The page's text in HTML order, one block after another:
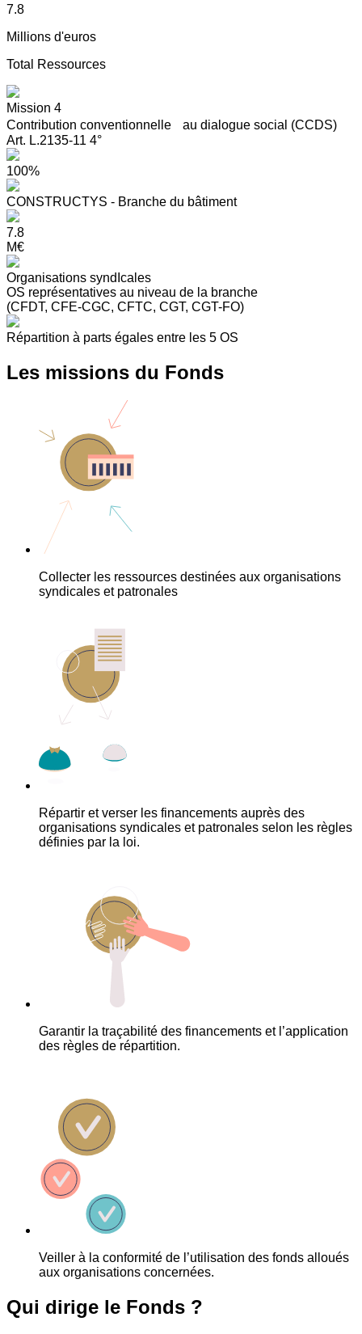
7.8
Millions d'euros
Total Ressources
Mission 4
Contribution conventionnelle au dialogue social (CCDS)
Art. L.2135-11 4°
100%
CONSTRUCTYS - Branche du bâtiment
7.8
M€
Organisations syndIcales
OS représentatives au niveau de la branche
(CFDT, CFE-CGC, CFTC, CGT, CGT-FO)
Répartition à parts égales entre les 5 OS
Les missions du Fonds
Collecter les ressources destinées aux organisations
syndicales et patronales
Répartir et verser les financements auprès des
organisations syndicales et patronales selon les règles
définies par la loi.
Garantir la traçabilité des financements et l’application
des règles de répartition.
Veiller à la conformité de l’utilisation des fonds alloués
aux organisations concernées.
Qui dirige le Fonds ?